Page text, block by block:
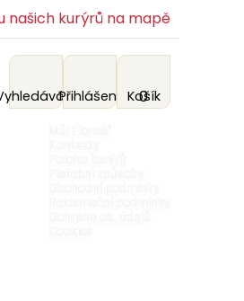
našich kurýrů na mapě
Přihlášení 0
Košík